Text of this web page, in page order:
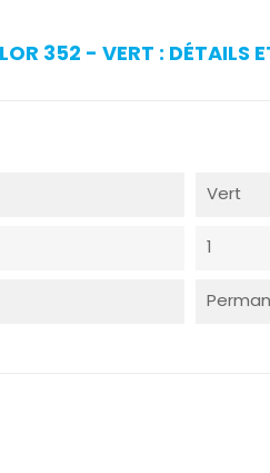
352 - VERT : DÉTAILS
Vert
1